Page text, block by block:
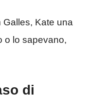
Galles, Kate una
o lo sapevano,
di